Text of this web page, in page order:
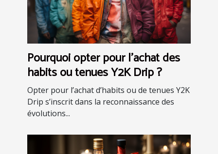
Pourquoi opter pour l’achat des
habits ou tenues Y2K Drip ?
Opter pour l’achat d’habits ou de tenues Y2K
Drip s’inscrit dans la reconnaissance des
évolutions...